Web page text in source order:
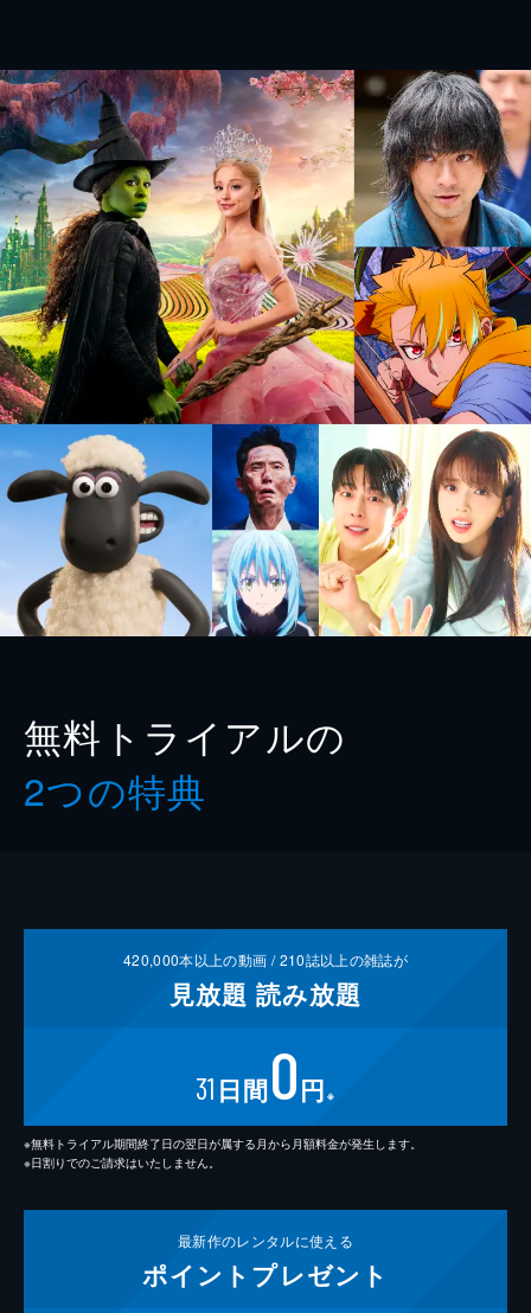
無料トライアルの
2つの特典
420,000本以上の動画 /210誌以上の雑誌が
見放題 読み放題
31 日間0円 ※
※無料トライアル期間終了日の翌日が属する月から月額料金が発生します。
※日割りでのご請求はいたしません。
最新作のレンタルに使える
ポイント プレゼント